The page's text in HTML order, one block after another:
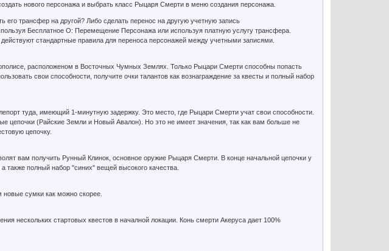
нового персонажа и выбрать класс Рыцаря Смерти в меню создания персонажа.
трансфер на другой? Либо сделать перенос на другую учетную запись
Бесплатное О: Перемещение Персонажа или используя платную услугу трансфера.
стандартные правила для переноса персонажей между учетными записями.
расположеном в Восточных Чумных Землях. Только Рыцари Смерти способны попасть
свои способности, получите очки талантов как вознаграждение за квесты и полный набор
туда, имеющий 1-минутную задержку. Это место, где Рыцари Смерти учат свои способности.
цепочки (Райские Земли и Новый Авалон). Но это не имеет значения, так как вам больше не
цепочку.
вам получить Рунный Клинок, основное оружие Рыцаря Смерти. В конце начальной цепочки у
также полный набор "синих" вещей высокого качества.
сумки как можно скорее.
нескольких стартовых квестов в началной локации. Конь смерти Акеруса дает 100%